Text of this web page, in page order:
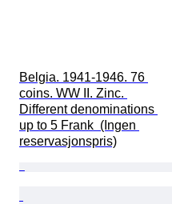
Belgia. 1941-1946. 76
coins. WW II. Zinc.
Different denominations
up to 5 Frank  (Ingen
reservasjonspris)